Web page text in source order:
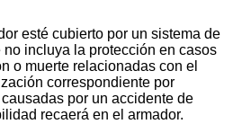
esté cubierto por un sistema de
incluya la protección en casos
o muerte relacionadas con el
correspondiente por
por un accidente de
recaerá en el armador.